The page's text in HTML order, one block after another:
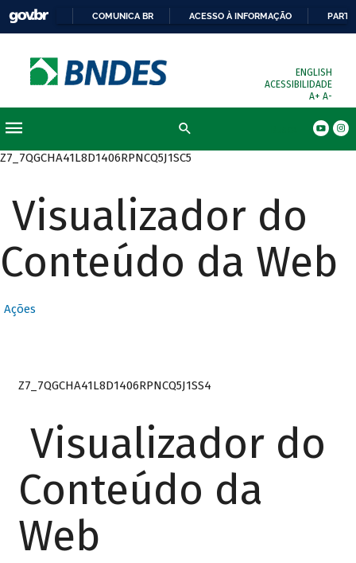
COMUNICA BR ACESSO À INFORMAÇÃO
ENGLISH
ACESSIBILIDADE
A+ A-
Z7_7QGCHA41L8D1406RPNCQ5J1SC5
Visualizador do
Conteúdo da Web
Ações
Z7_7QGCHA41L8D1406RPNCQ5J1SS4
Visualizador do
Conteúdo da
Web